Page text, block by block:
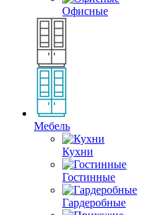
Офисные
Мебель
Кухни
Гостинные
Гардеробные